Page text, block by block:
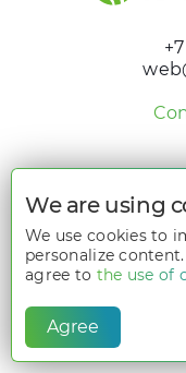
All rights reserved.
pro.com is the
Part 4 of the Civil Code,
from the website
We are using
We use cookies to
personalize
agree to the use of
Agree